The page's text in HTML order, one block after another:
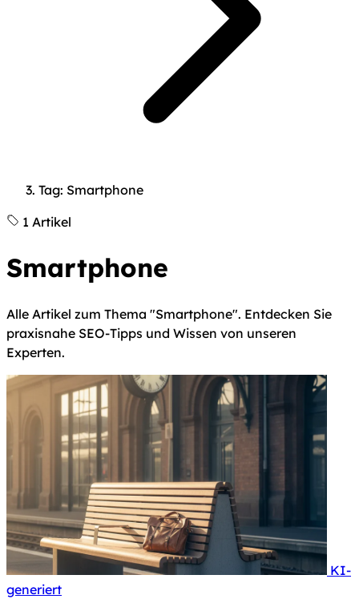
Tag: Smartphone
1 Artikel
Smartphone
Alle Artikel zum Thema "Smartphone". Entdecken Sie
praxisnahe SEO-Tipps und Wissen von unseren
Experten.
KI-
generiertHinweis nach Art. 50 KI-Verordnung: Dieses